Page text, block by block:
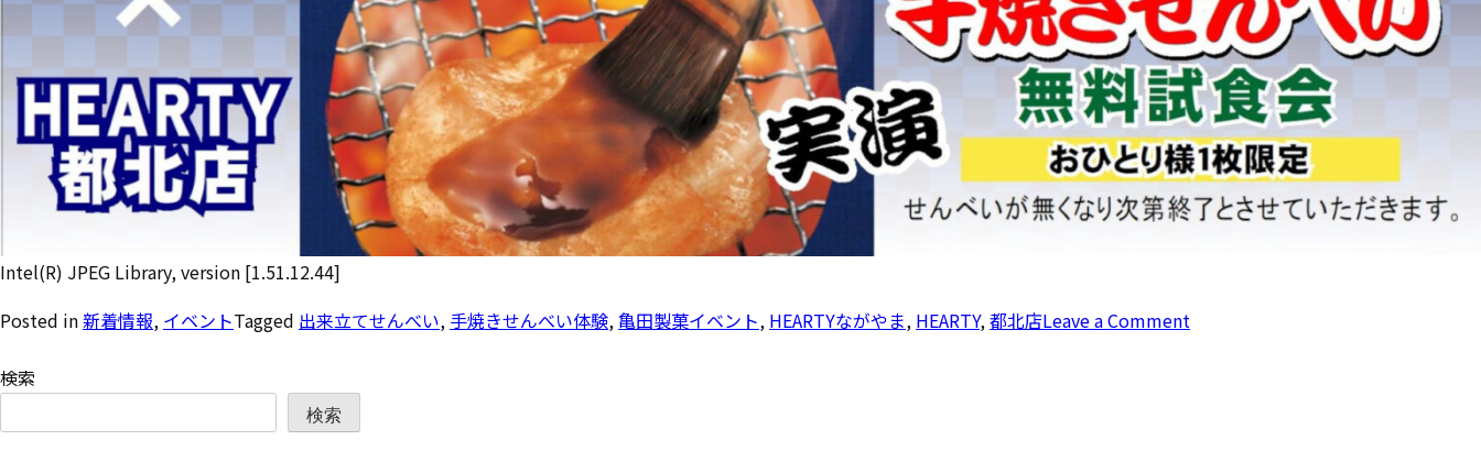
Intel(R) JPEG Library, version [1.51.12.44]
Posted in新着情報, イベントTagged 出来立てせんべい, 手焼きせんべい体験,亀田製菓イベント, HEARTYながやま, HEARTY,都北店Leave a Comment
検索
検索